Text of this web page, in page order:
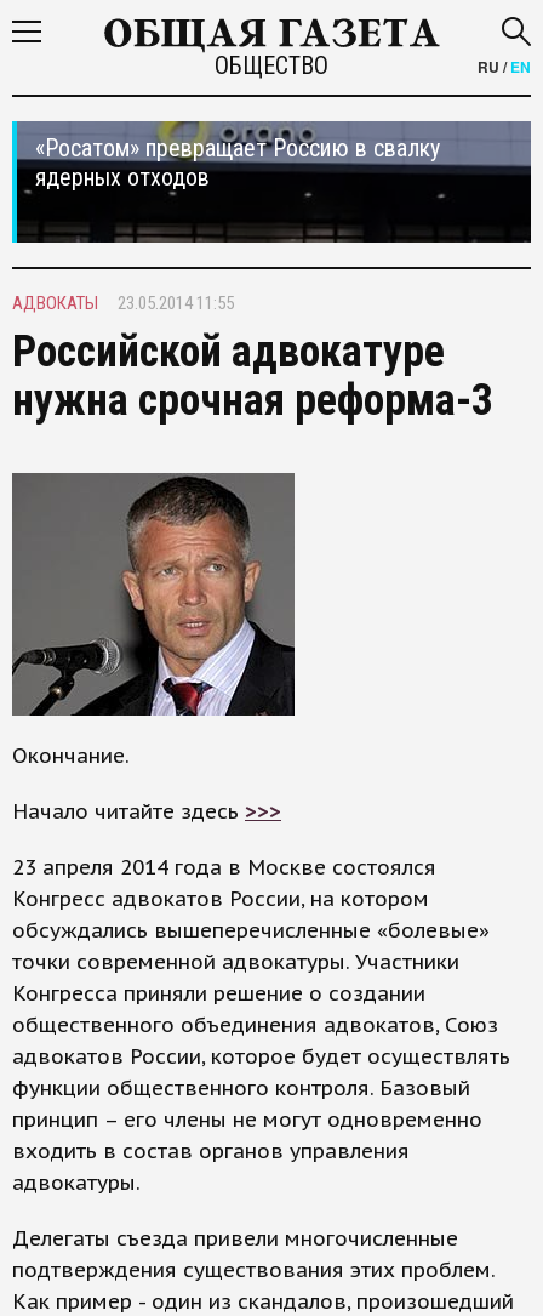
ОБЩЕСТВО RU /EN
«Росатом» превращает Россию в свалку
ядерных отходов
АДВОКАТЫ 23.05.2014 11:55
Российской адвокатуре
нужна срочная реформа-3
Окончание.
Начало читайте здесь >>>
23 апреля 2014 года в Москве состоялся
Конгресс адвокатов России, на котором
обсуждались вышеперечисленные «болевые»
точки современной адвокатуры. Участники
Конгресса приняли решение о создании
общественного объединения адвокатов, Союз
адвокатов России, которое будет осуществлять
функции общественного контроля. Базовый
принцип – его члены не могут одновременно
входить в состав органов управления
адвокатуры.
Делегаты съезда привели многочисленные
подтверждения существования этих проблем.
Как пример - один из скандалов, произошедший